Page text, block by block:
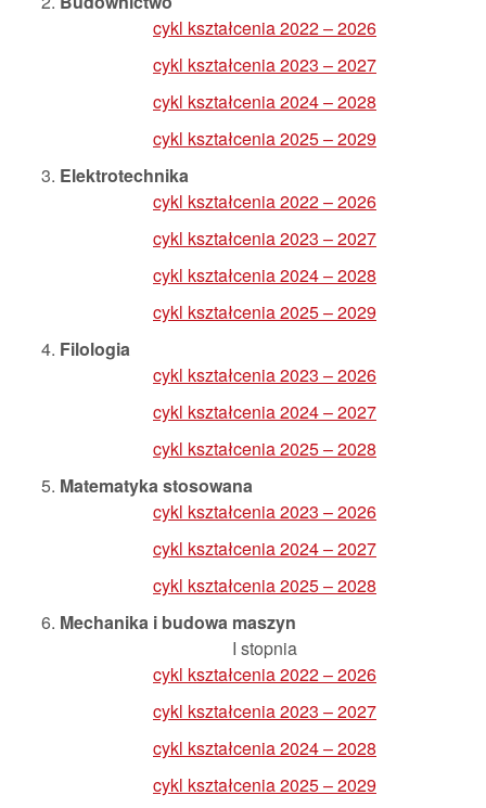
cykl kształcenia 2022 – 2026
cykl kształcenia 2023 – 2027
cykl kształcenia 2024 – 2028
cykl kształcenia 2025 – 2029
Elektrotechnika
cykl kształcenia 2022 – 2026
cykl kształcenia 2023 – 2027
cykl kształcenia 2024 – 2028
cykl kształcenia 2025 – 2029
Filologia
cykl kształcenia 2023 – 2026
cykl kształcenia 2024 – 2027
cykl kształcenia 2025 – 2028
Matematyka stosowana
cykl kształcenia 2023 – 2026
cykl kształcenia 2024 – 2027
cykl kształcenia 2025 – 2028
Mechanika i budowa maszyn
I stopnia
cykl kształcenia 2022 – 2026
cykl kształcenia 2023 – 2027
cykl kształcenia 2024 – 2028
cykl kształcenia 2025 – 2029